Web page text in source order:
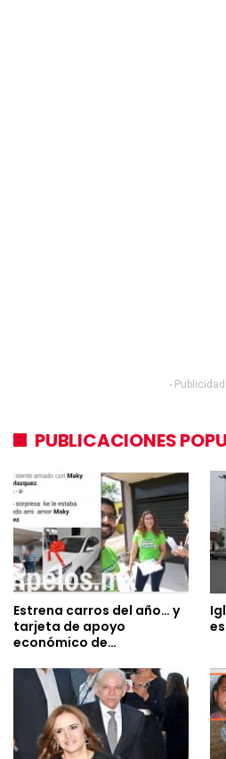
- Publicidad
PUBLICACIONES
Estrena carros del año… y
tarjeta de apoyo
económico de…